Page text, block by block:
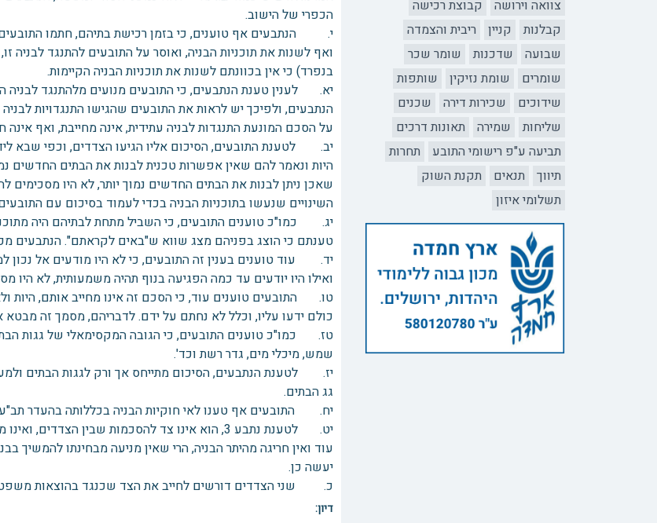
צוואה וירושה
קבוצת רכישה
קבלנות
קניין
ריבית והצמדה
שבועה
שדכנות
שומר שכר
שומרים
שומת נזיקין
שותפות
שידוכים
שכירות דירה
שכנים
שליחות
שמירה
תאונות דרכים
תביעה ע"פ רישומי התובע
תחרות
תיווך
תנאים
תקנת השוק
תשלומי איזון
הכפרי של הישוב.
י. הנתבעים אף טוענים, כי בזמן רכישת בתיהם, חתמו
ואף לשנות את תוכניות הבניה, ואוסר על התובעים להתנגד לבניה
בנפרד) כי אין בכוונתם לשנות את תוכניות הבניה הקיימות.
יא. לענין טענת הנתבעים, כי התובעים מנועים מלהתנגד
הנתבעים, ולפיכך יש לראות את התובעים שהגישו התנגדויות
על הסכם המונעת התנגדות לבניה עתידית, אינה מחייבת, ואף אינה
יב. לטענת התובעים, הסיכום אליו הגיעו הצדדים, וכפי שבא
היות ונאמר להם שאין אפשרות טכנית לבנות את הבתים החדשים
השינויים שנעשו בתוכניות הבניה בכדי לעמוד בסיכום עם
יג. כמו"כ טוענים התובעים, כי השביל מתחת לבתיהם היה
טענתם כי הוצג בפניהם מצג שווא ש"באים לקראתם". הנתבעים
יד. עוד טוענים בענין זה התובעים, כי לא היו מודעים אל
ואילו היו יודעים עד כמה הפגיעה בנוף תהיה משמעותית, לא היו
טו. התובעים טוענים עוד, כי הסכם זה אינו מחייב אותם, היות
כולם ידעו עליו, וכלל לא נחתם על ידם. לדבריהם, מסמך זה
טז. כמו"כ טוענים התובעים, כי הגובה המקסימאלי של גגות
שמש, מיכלי מים, גדר רשת וכד'.
יז. לטענת הנתבעים, הסיכום מתייחס אך ורק לגגות הבתים
גג הבתים.
יח. התובעים אף טענו לאי חוקיות הבניה בכללותה בהעדר
יט. לטענת נתבע 3, הוא אינו צד להסכמות שבין
עוד ואין חריגה מהיתר הבניה, הרי שאין מניעה מבחינתו להמשיך
יעשה כן.
כ. שני הצדדים דורשים לחייב את הצד שכנגד בהוצאות
דיון: